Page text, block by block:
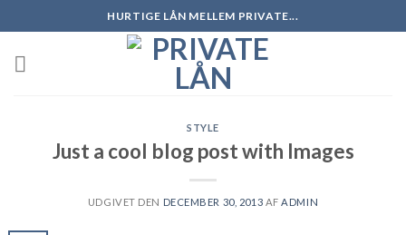
to
content
HURTIGE LÅN MELLEM PRIVATE...
STYLE
Just a cool blog post with Images
UDGIVET DEN DECEMBER 30, 2013 AF ADMIN